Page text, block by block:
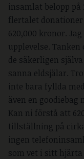
insamlat belopp
flertalet
620,000 kronor.
upplevelse.
de säkerligen
sanna eldsjälar.
inte bara fyllda
även en goodiebag
Kan ni förstå att
tillställning på
ingen
som vet i sitt